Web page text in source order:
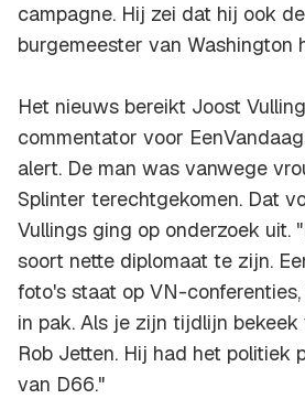
campagne. Hij zei dat hij ook
burgemeester van Washington
Het nieuws bereikt Joost
commentator voor
alert. De man was vanwege
Splinter terechtgekomen. Dat
Vullings ging op onderzoek uit.
soort nette diplomaat te zijn.
foto's staat op VN-
in pak. Als je zijn tijdlijn
Rob Jetten. Hij had het politiek
van D66."